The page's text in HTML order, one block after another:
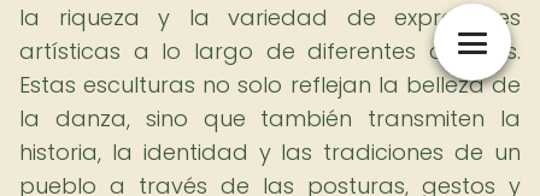
la riqueza y la variedad de expresiones
artísticas a lo largo de diferentes culturas.
Estas esculturas no solo reflejan la belleza de
la danza, sino que también transmiten la
historia, la identidad y las tradiciones de un
pueblo a través de las posturas, gestos y